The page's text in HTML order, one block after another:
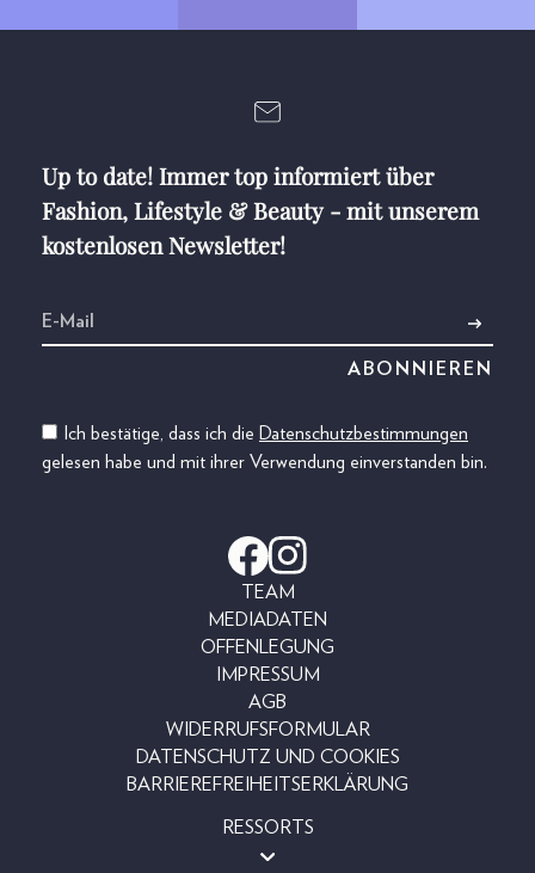
Up to date! Immer top informiert über
Fashion, Lifestyle & Beauty - mit unserem
kostenlosen Newsletter!
Ich bestätige, dass ich die Datenschutzbestimmungen
gelesen habe und mit ihrer Verwendung einverstanden bin.
TEAM
MEDIADATEN
OFFENLEGUNG
IMPRESSUM
AGB
WIDERRUFSFORMULAR
DATENSCHUTZ UND COOKIES
BARRIEREFREIHEITSERKLÄRUNG
RESSORTS